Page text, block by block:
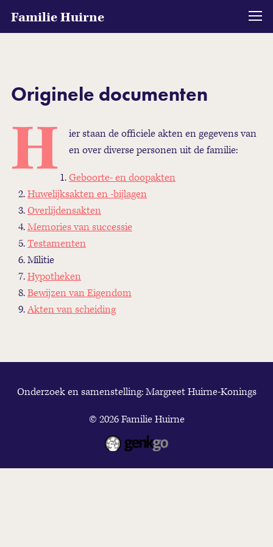
Familie Huirne
Originele documenten
H
ier staan de officiele akten en gegevens van
en over diverse personen uit de familie:
Geboorte- en doopakten
Huwelijksakten en -bijlagen
Overlijdensakten
Memories van successie
Testamenten
Militie
Hypotheken
Bewijzen van Eigendom
Akten van scheiding
Onderzoek en samenstelling: Margreet Huirne-Konings
© 2026Familie Huirne